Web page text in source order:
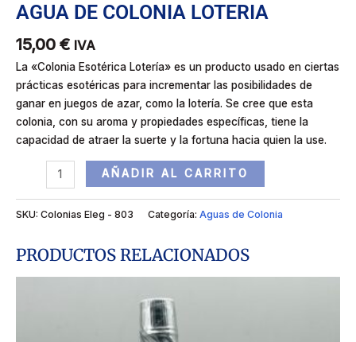
AGUA DE COLONIA LOTERIA
15,00 € IVA
La «Colonia Esotérica Lotería» es un producto usado en ciertas
prácticas esotéricas para incrementar las posibilidades de
ganar en juegos de azar, como la lotería. Se cree que esta
colonia, con su aroma y propiedades específicas, tiene la
capacidad de atraer la suerte y la fortuna hacia quien la use.
AÑADIR AL CARRITO
SKU: Colonias Eleg - 803 Categoría: Aguas de Colonia
PRODUCTOS RELACIONADOS